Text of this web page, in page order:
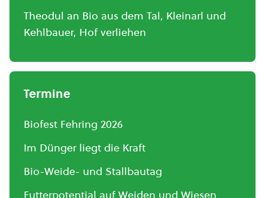
Theodul an Bio aus dem Tal, Kleinarl und
Kehlbauer, Hof verliehen
Termine
Biofest Fehring 2026
Im Dünger liegt die Kraft
Bio-Weide- und Stallbautag
Futterpotential auf Weiden und Wiesen